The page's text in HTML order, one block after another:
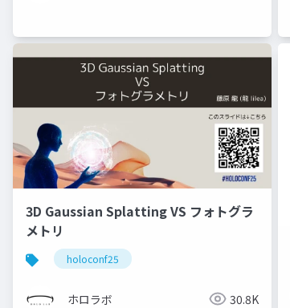
3D Gaussian Splatting VS フォトグラ
メトリ
holoconf25
ホロラボ 30.8K